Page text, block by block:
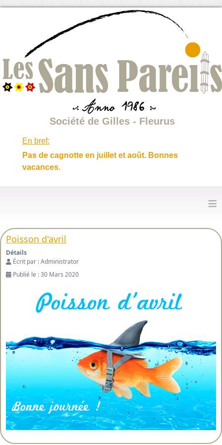
Société de Gilles - Fleurus
En bref:
Pas de cagnotte en juillet et août. Bonnes
vacances.
≡
Poisson d'avril
Détails
Écrit par :Administrator
Publié le : 30 Mars 2020